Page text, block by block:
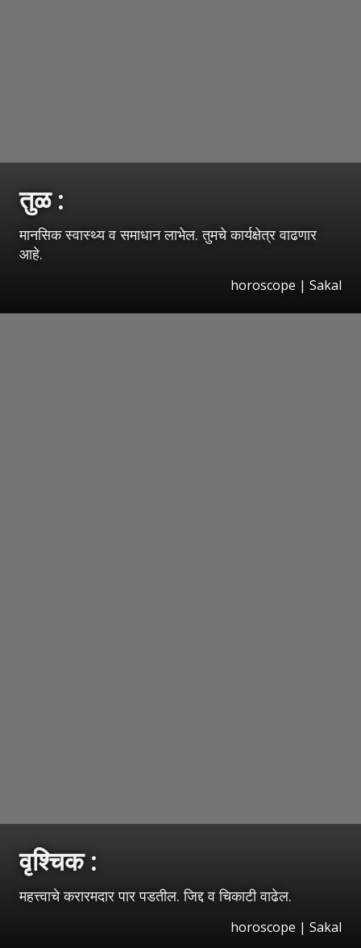
तुळ :
मानसिक स्वास्थ्य व समाधान लाभेल. तुमचे कार्यक्षेत्र वाढणार
आहे.
horoscope | Sakal
वृश्‍चिक :
महत्त्वाचे करारमदार पार पडतील. जिद्द व चिकाटी वाढेल.
horoscope | Sakal